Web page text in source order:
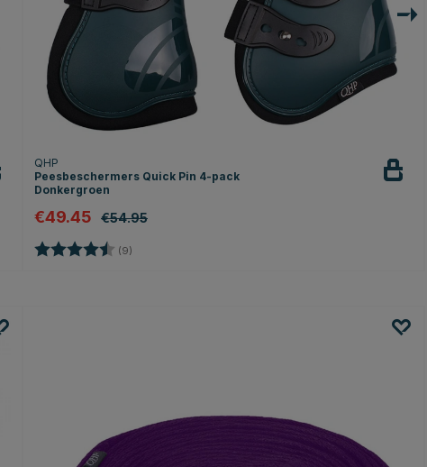
QHP
Peesbeschermers Quick Pin 4-pack
Donkergroen
€49.45 €54.95
Beoordeling: (9)